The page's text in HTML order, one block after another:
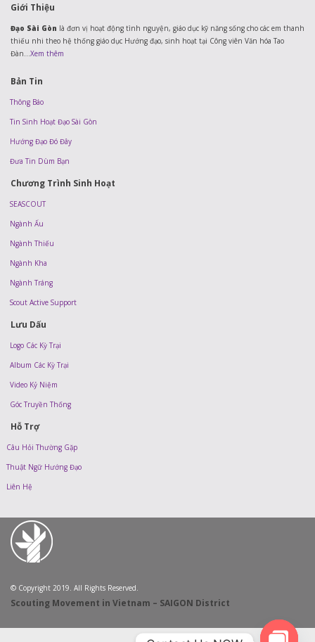
Giới Thiệu
Đạo Sài Gòn là đơn vị hoạt động tình nguyện, giáo dục kỹ năng sống cho các em thanh
thiếu nhi theo hệ thống giáo dục Hướng đạo, sinh hoạt tại Công viên Văn hóa Tao
Đàn... Xem thêm
Bản Tin
Thông Báo
Tin Sinh Hoạt Đạo Sài Gòn
Hướng Đạo Đó Đây
Đưa Tin Dùm Bạn
Chương Trình Sinh Hoạt
SEASCOUT
Ngành Ấu
Ngành Thiếu
Ngành Kha
Ngành Tráng
Scout Active Support
Lưu Dấu
Logo Các Kỳ Trại
Album Các Kỳ Trại
Video Kỷ Niệm
Góc Truyền Thống
Hỗ Trợ
Câu Hỏi Thường Gặp
Thuật Ngữ Hướng Đạo
Liên Hệ
© Copyright 2019. All Rights Reserved.
Scouting Movement in Vietnam – SAIGON District